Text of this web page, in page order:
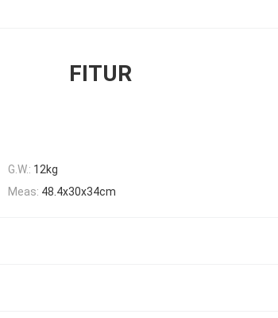
FITUR
G.W.: 12kg
Meas: 48.4x30x34cm